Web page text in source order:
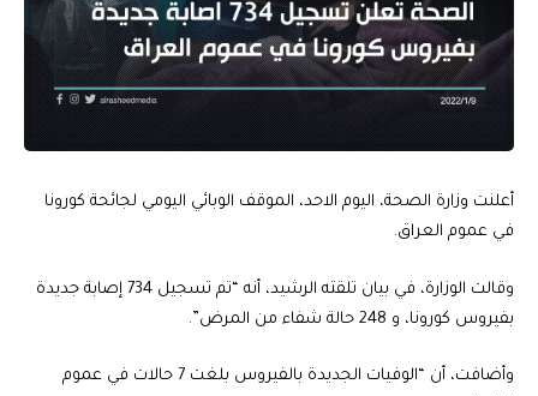
أعلنت وزارة الصحة، اليوم الاحد، الموقف الوبائي اليومي لجائحة كورونا
في عموم العراق.
وقالت الوزارة، في بيان تلقته الرشيد، أنه “تم تسجيل 734 إصابة جديدة
بفيروس كورونا، و 248 حالة شفاء من المرض”.
وأضافت، أن “الوفيات الجديدة بالفيروس بلغت 7 حالات في عموم